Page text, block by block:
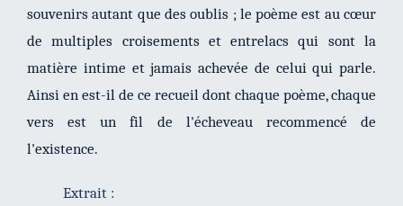
souvenirs autant que des oublis ; le poème est au cœur
de multiples croisements et entrelacs qui sont la
matière intime et jamais achevée de celui qui parle.
Ainsi en est-il de ce recueil dont chaque poème, chaque
vers est un fil de l'écheveau recommencé de
l'existence.
Extrait :